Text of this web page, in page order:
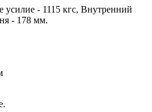
усилие - 1115 кгс, Внутренний
- 178 мм.